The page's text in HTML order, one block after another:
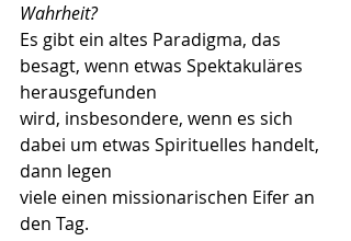
Wahrheit?
Es gibt ein altes Paradigma, das
besagt, wenn etwas Spektakuläres
herausgefunden
wird, insbesondere, wenn es sich
dabei um etwas Spirituelles handelt,
dann legen
viele einen missionarischen Eifer an
den Tag.